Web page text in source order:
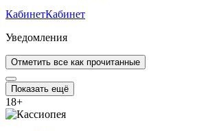
КабинетКабинет
Уведомления
Отметить все как прочитанные
Показать ещё
18+